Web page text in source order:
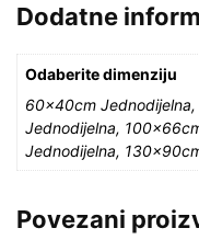
Dodatne
Odaberite dimenziju
60x40cm
Jednodijelna,
Jednodijelna,
Povezani